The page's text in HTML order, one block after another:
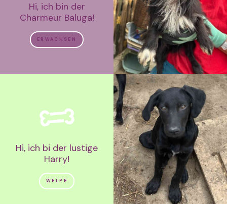
Hi, ich bin der
Charmeur Baluga!
ERWACHSEN
Hi, ich bi der lustige
Harry!
WELPE